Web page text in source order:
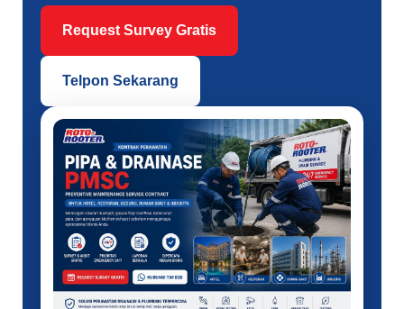
Request Survey Gratis
Telpon Sekarang